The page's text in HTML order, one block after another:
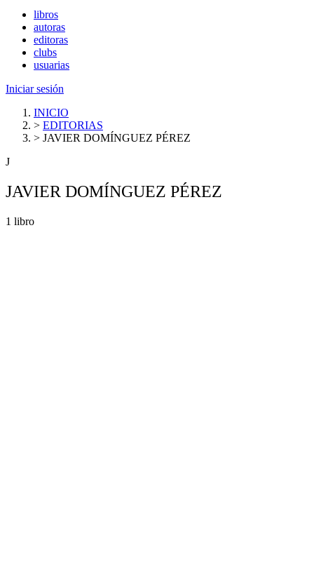
libros
autoras
editoras
clubs
usuarias
Iniciar sesión
INICIO
> EDITORIAS
> JAVIER DOMÍNGUEZ PÉREZ
J
JAVIER DOMÍNGUEZ PÉREZ
1 libro